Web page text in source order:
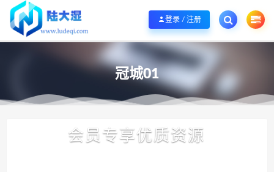
欢迎您光临陆大湿，本站秉承服务宗旨 履行“站长”责任，销售只是起点 服务永无
登录 / 注册
冠城01
会员专享优质资源